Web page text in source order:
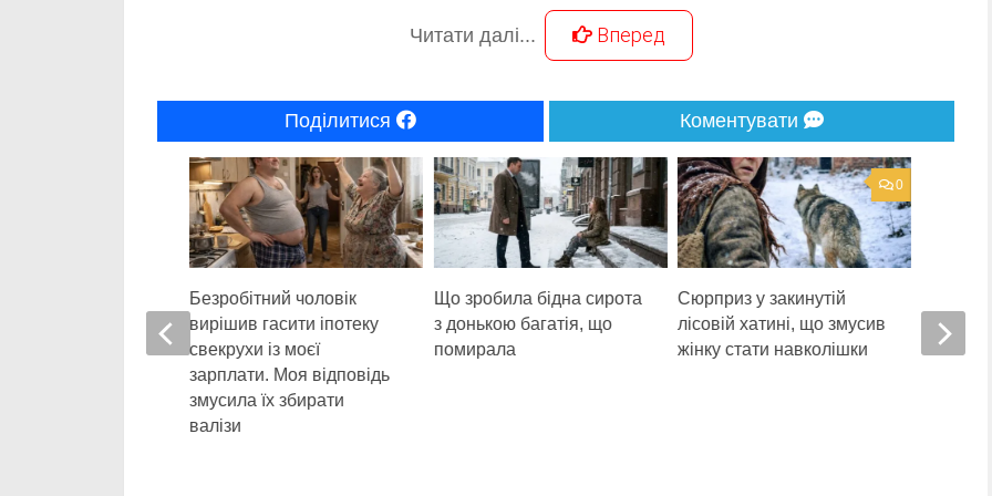
Читати далі... Вперед
Поділитися Коментувати
Що зробила бідна сирота
з донькою багатія, що
помирала
0
Сюрприз у закинутій
лісовій хатині, що змусив
жінку стати навколішки
для моїх
Безробітний чоловік
вирішив гасити іпотеку
свекрухи із моєї
зарплати. Моя відповідь
змусила їх збирати
валізи